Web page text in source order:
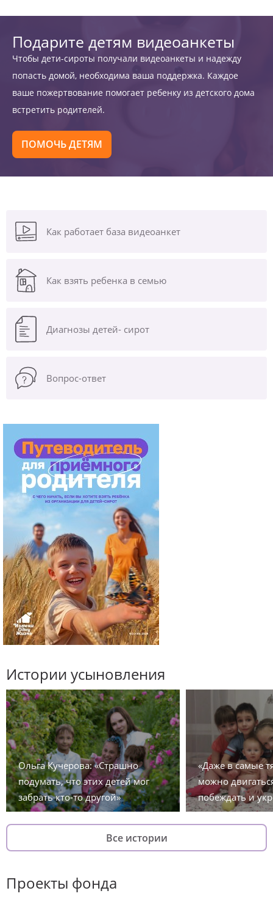
Подарите детям видеоанкеты
Чтобы дети-сироты получали видеоанкеты и надежду
попасть домой, необходима ваша поддержка. Каждое
ваше пожертвование помогает ребенку из детского дома
встретить родителей.
ПОМОЧЬ ДЕТЯМ
Как работает база видеоанкет
Как взять ребенка в семью
Диагнозы детей- сирот
Вопрос-ответ
Истории усыновления
Ольга Кучерова: «Страшно
подумать, что этих детей мог
забрать кто-то другой»
«Даже в самые
можно
побеждать и
Все истории
Проекты фонда